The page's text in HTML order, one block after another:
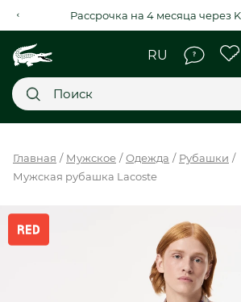
Рассрочка на 4 месяца через
НОВИНКИ
SALE
Главная Мужское Одежда
Рубашки
Мужская рубашка Lacoste